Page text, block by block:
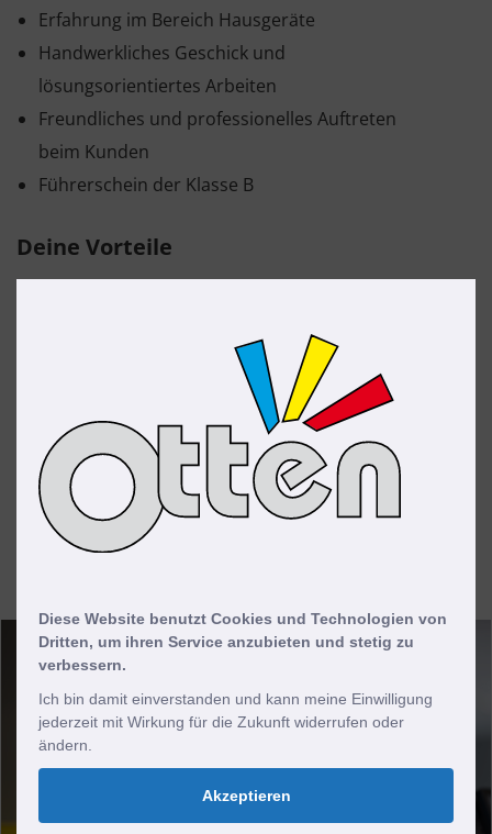
Erfahrung im Bereich Hausgeräte
Handwerkliches Geschick und
lösungsorientiertes Arbeiten
Freundliches und professionelles Auftreten
beim Kunden
Führerschein der Klasse B
Deine Vorteile
wertschätzendes Miteinander, offene
Kommunikation, regelmäßige Fortbildungen
und gut ausgestattete Arbeitsplätze. Mit
Lebensarbeitszeitkonten, zertifizierter
Familienfreundlichkeit und betrieblicher
Gesundheitsförderung belohnen wir ihren
täglichen Einsatz.
Diese Website benutzt Cookies und Technologien von
Dritten, um ihren Service anzubieten und stetig zu
verbessern.
Ich bin damit einverstanden und kann meine Einwilligung
jederzeit mit Wirkung für die Zukunft widerrufen oder
ändern.
Akzeptieren